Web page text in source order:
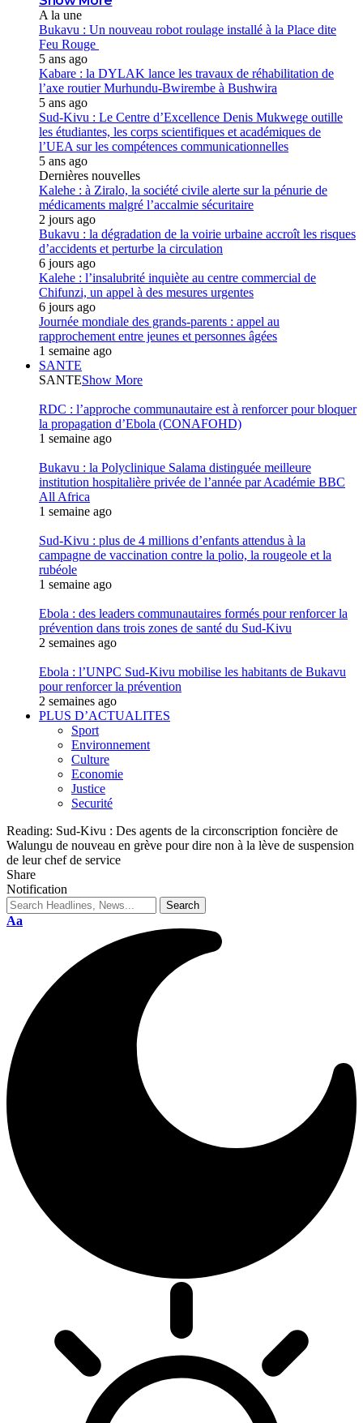
A la une
Bukavu : Un nouveau robot roulage installé à la Place dite
Feu Rouge
5 ans ago
Kabare : la DYLAK lance les travaux de réhabilitation de
l’axe routier Murhundu-Bwirembe à Bushwira
5 ans ago
Sud-Kivu : Le Centre d’Excellence Denis Mukwege outille
les étudiantes, les corps scientifiques et académiques de
l’UEA sur les compétences communicationnelles
5 ans ago
Dernières nouvelles
Kalehe : à Ziralo, la société civile alerte sur la pénurie de
médicaments malgré l’accalmie sécuritaire
2 jours ago
Bukavu : la dégradation de la voirie urbaine accroît les risques
d’accidents et perturbe la circulation
6 jours ago
Kalehe : l’insalubrité inquiète au centre commercial de
Chifunzi, un appel à des mesures urgentes
6 jours ago
Journée mondiale des grands-parents : appel au
rapprochement entre jeunes et personnes âgées
1 semaine ago
SANTE
SANTEShow More
RDC : l’approche communautaire est à renforcer pour bloquer
la propagation d’Ebola (CONAFOHD)
1 semaine ago
Bukavu : la Polyclinique Salama distinguée meilleure
institution hospitalière privée de l’année par Académie BBC
All Africa
1 semaine ago
Sud-Kivu : plus de 4 millions d’enfants attendus à la
campagne de vaccination contre la polio, la rougeole et la
rubéole
1 semaine ago
Ebola : des leaders communautaires formés pour renforcer la
prévention dans trois zones de santé du Sud-Kivu
2 semaines ago
Ebola : l’UNPC Sud-Kivu mobilise les habitants de Bukavu
pour renforcer la prévention
2 semaines ago
PLUS D’ACTUALITES
Sport
Environnement
Culture
Economie
Justice
Securité
Reading: Sud-Kivu : Des agents de la circonscription foncière de
Walungu de nouveau en grève pour dire non à la lève de suspension
de leur chef de service
Share
Notification
Aa